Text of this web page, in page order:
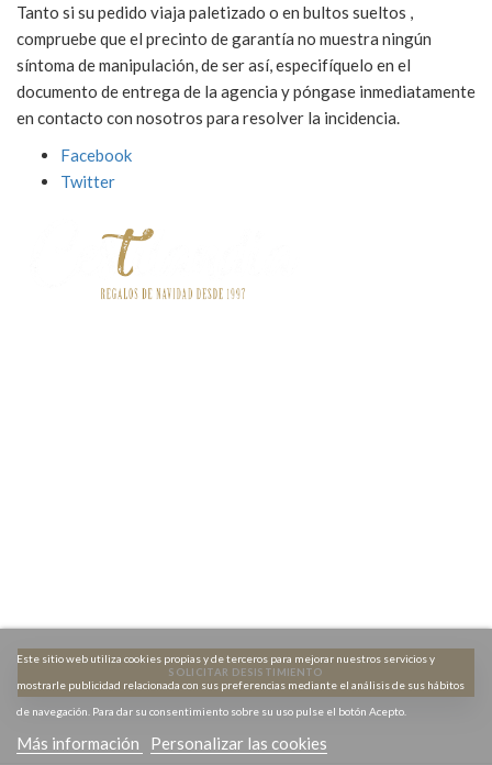
Tanto si su pedido viaja paletizado o en bultos sueltos ,
compruebe que el precinto de garantía no muestra ningún
síntoma de manipulación, de ser así, especifíquelo en el
documento de entrega de la agencia y póngase inmediatamente
en contacto con nosotros para resolver la incidencia.
Facebook
Twitter
Este sitio web utiliza cookies propias y de terceros para mejorar nuestros servicios y
mostrarle publicidad relacionada con sus preferencias mediante el análisis de sus hábitos
de navegación. Para dar su consentimiento sobre su uso pulse el botón Acepto.
Más información Personalizar las cookies
SOLICITAR DESISTIMIENTO